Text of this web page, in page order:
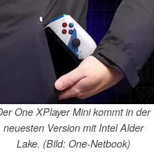
One XPlayer Mini kommt in der
neuesten Version mit Intel Alder
Lake. (Bild: One-Netbook)